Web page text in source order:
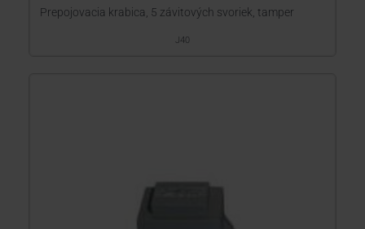
Prepojovacia krabica, 5 závitových svoriek, tamper
J40